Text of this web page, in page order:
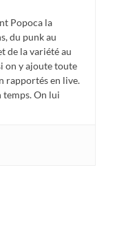
Popoca la
du punk au
de la variété au
on y ajoute toute
rapportés en live.
temps. On lui